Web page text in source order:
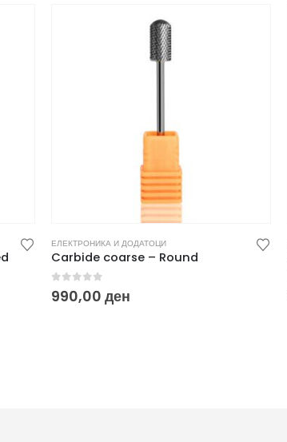
ЕЛЕКТРОНИКА И ДОДАТОЦИ
Carbide coarse – Round
0 out of 5
990,00 ден